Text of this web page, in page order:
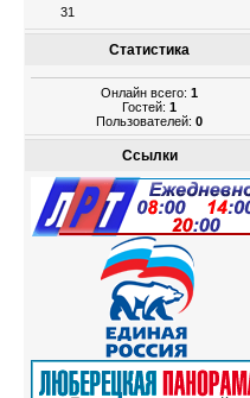
31
Статистика
Онлайн всего: 1
Гостей: 1
Пользователей: 0
Ссылки